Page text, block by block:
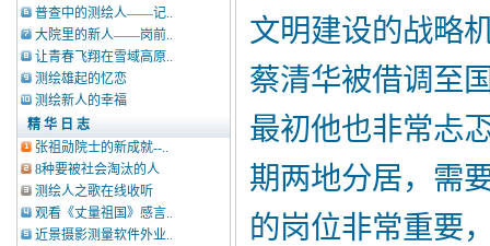
普查中的测绘人——记..
大院里的新人——岗前..
让青春飞翔在雪域高原..
测绘雄起的忆恋
测绘新人的幸福
精 华 日 志
张祖勋院士的新成就--..
8种要被社会淘汰的人
测绘人之歌在线收听
观看《丈量祖国》感言..
近景摄影测量软件外业..
文明建设的战略
蔡清华被借调至
最初他也非常忐
期两地分居，需
的岗位非常重要